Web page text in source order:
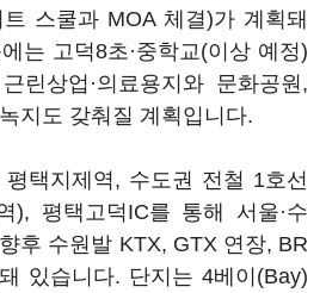
스쿨과 MOA 체결)가 계획돼
는 고덕8초·중학교(이상 예정)
린상업·의료용지와 문화공원,
지도 갖춰질 계획입니다.
택지제역, 수도권 전철 1호선
), 평택고덕IC를 통해 서울·수
후 수원발 KTX, GTX 연장, BR
있습니다. 단지는 4베이(Bay)